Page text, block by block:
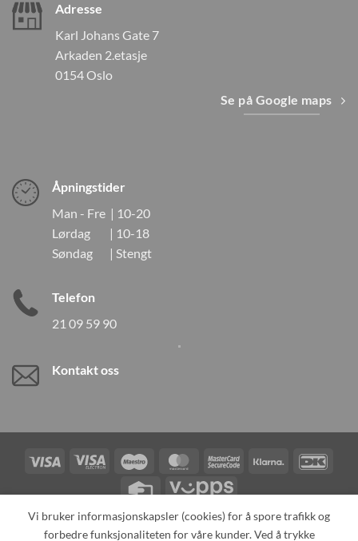
Adresse
Karl Johans Gate 7
Arkaden 2.etasje
0154 Oslo
Se på Google maps
Åpningstider
Man - Fre | 10-20
Lørdag | 10-18
Søndag | Stengt
Telefon
21 09 59 90
Kontakt oss
Visa
Visa
Electron
Maestro MasterCardMasterCardKlarna
Credit
Vipps
Vi bruker informasjonskapsler (cookies) for å spore trafikk og
forbedre funksjonaliteten for våre kunder. Ved å trykke